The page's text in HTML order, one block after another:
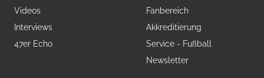
Videos
Interviews
47er Echo
Fanbereich
Akkreditierung
Service - Fußball
Newsletter